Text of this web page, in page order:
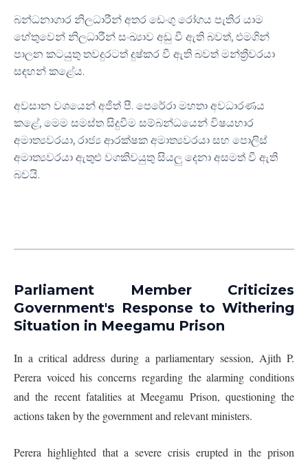
බන්ධනාගාර නිලධාරීන් අතර ඩෙංගු රෝගය පැතිර යාම
හේතුවෙන් නිලධාරීන් සංඛ්‍යාව අඩු වී ඇති බවත්, එමගින්
පාලන කටයුතු තවදුරටත් දුෂ්කර වී ඇති බවත් මන්ත්‍රීවරයා
සඳහන් කළේය.
අවසාන වශයෙන් අජිත් පී. පෙරේරා මහතා අවධාරණය
කළේ, මෙම සමස්ත සිදුවීම සම්බන්ධයෙන් විෂයභාර
අමාත්‍යවරයා, රාජ්‍ය ආරක්ෂක අමාත්‍යවරයා සහ පොලිස්
අමාත්‍යවරයා ඇතුළු වගකිවයුතු සියලු දෙනා අසමත් වී ඇති
බවයි.
Parliament Member Criticizes
Government's Response to Withering
Situation in Meegamu Prison
In a critical address during a parliamentary session, Ajith P.
Perera voiced his concerns regarding the alarming conditions
and the recent fatalities at Meegamu Prison, questioning the
actions taken by the government and relevant ministers.
Perera highlighted that a severe crisis erupted in the prison